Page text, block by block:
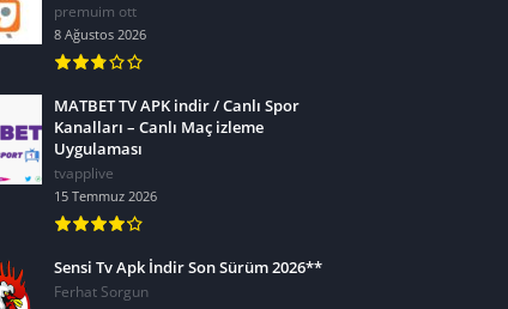
premuim ott
8 Ağustos 2026
MATBET TV APK indir / Canlı Spor
Kanalları – Canlı Maç izleme
Uygulaması
tvapplive
15 Temmuz 2026
Sensi Tv Apk İndir Son Sürüm 2026**
Ferhat Sorgun